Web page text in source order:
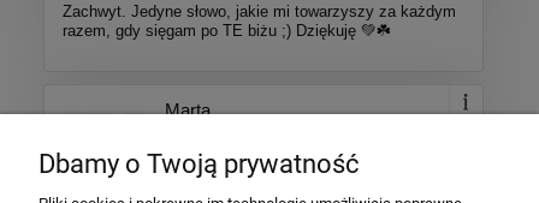
Zachwyt. Jedyne słowo, jakie mi towarzyszy za każdym
razem, gdy sięgam po TE biżu ;) Dziękuję 💚☘️
Marta
Opinia zweryfikowana
Dbamy o Twoją prywatność